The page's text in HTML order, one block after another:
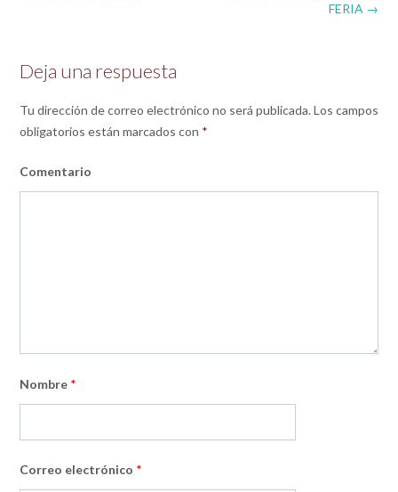
FERIA →
Deja una respuesta
Tu dirección de correo electrónico no será publicada. Los campos
obligatorios están marcados con *
Comentario
Nombre *
Correo electrónico *